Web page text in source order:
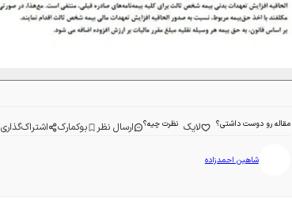
مقاله رو دوست داشتی؟ لایک نظرت چیه؟ ارسال نظر بوکمارک اشتراک‌گذاری
شاهین احمدزاده